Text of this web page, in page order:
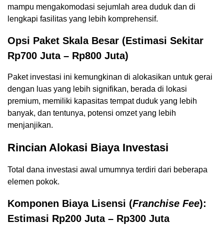
mampu mengakomodasi sejumlah area duduk dan di
lengkapi fasilitas yang lebih komprehensif.
Opsi Paket Skala Besar (Estimasi Sekitar
Rp700 Juta – Rp800 Juta)
Paket investasi ini kemungkinan di alokasikan untuk gerai
dengan luas yang lebih signifikan, berada di lokasi
premium, memiliki kapasitas tempat duduk yang lebih
banyak, dan tentunya, potensi omzet yang lebih
menjanjikan.
Rincian Alokasi Biaya Investasi
Total dana investasi awal umumnya terdiri dari beberapa
elemen pokok.
Komponen Biaya Lisensi (Franchise Fee):
Estimasi Rp200 Juta – Rp300 Juta